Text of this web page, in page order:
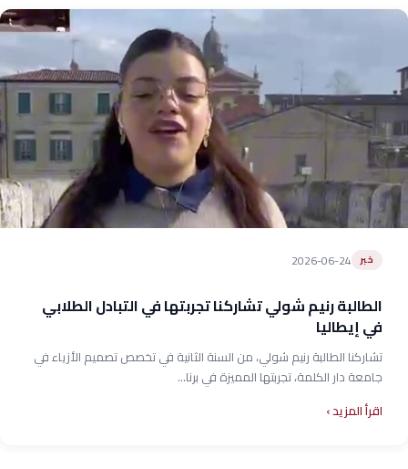
خبر 2026-06-24
الطالبة رنيم شولي تشاركنا تجربتها في التبادل الطلابي
في إيطاليا
تشاركنا الطالبة رنيم شولي، من السنة الثانية في تخصص تصميم الأزياء في
جامعة دار الكلمة، تجربتها المميزة في برنا...
اقرأ المزيد